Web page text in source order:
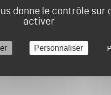
donne le contrôle sur
activer
Personnaliser
importantes pour gérer au
Si certains laboratoires s’en
suivre de manière très